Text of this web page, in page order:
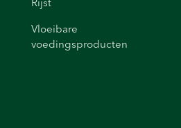
Rijst
Vloeibare
voedingsproducten